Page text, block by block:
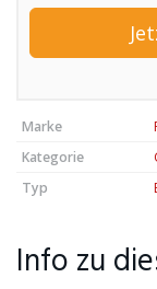
Marke
Kategorie
Typ
Info zu